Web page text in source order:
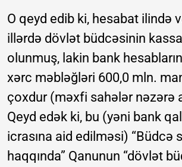
O qeyd edib ki, hesabat ilində
illərdə dövlət büdcəsinin
olunmuş, lakin bank
xərc məbləğləri 600,0 mln.
çoxdur (məxfi sahələr nəzərə
Qeyd edək ki, bu (yəni bank
icrasına aid edilməsi) “Büdcə
haqqında” Qanunun “dövlət